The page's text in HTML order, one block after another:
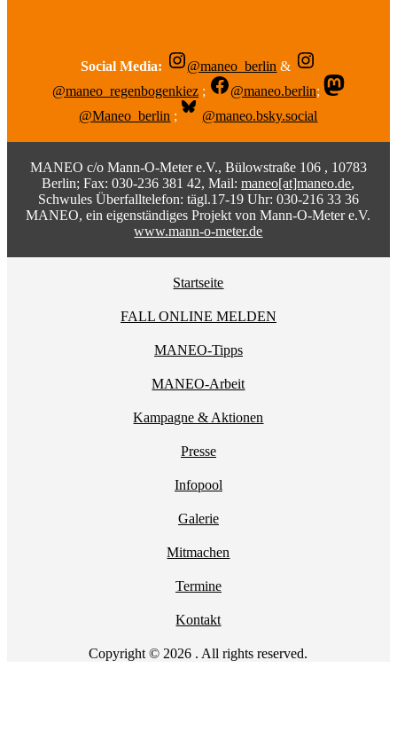
Social Media: @maneo_berlin &
@maneo_regenbogenkiez ; @maneo.berlin;
@Maneo_berlin ; @maneo.bsky.social
MANEO c/o Mann-O-Meter e.V., Bülowstraße 106 , 10783
Berlin; Fax: 030-236 381 42, Mail:maneo[at]maneo.de,
Schwules Überfalltelefon: tägl.17-19 Uhr: 030-216 33 36
MANEO, ein eigenständiges Projekt von Mann-O-Meter e.V.
www.mann-o-meter.de
Startseite
FALL ONLINE MELDEN
MANEO-Tipps
MANEO-Arbeit
Kampagne & Aktionen
Presse
Infopool
Galerie
Mitmachen
Termine
Kontakt
Copyright © 2026 . All rights reserved.